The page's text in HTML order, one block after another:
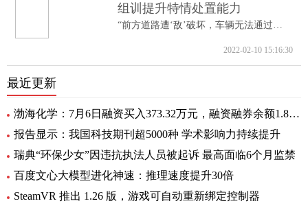
组训提升特情处置能力
2022-02-10 15:16:30
最近更新
渤海化学：7月6日融资买入373.32万元，融资融券余额1.89亿元
报告显示：我国科技期刊超5000种 学术影响力持续提升
瑞典“环保少女”因违抗执法人员被起诉 最高面临6个月监禁
百度文心大模型进化神速：推理速度提升30倍
SteamVR 推出 1.26 版，游戏可自动重新绑定控制器